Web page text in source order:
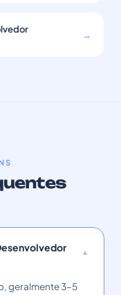
→
geralmente 3–5